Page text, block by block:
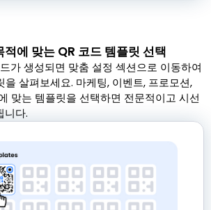
에 맞는 QR 코드 템플릿 선택
가 생성되면 맞춤 설정 섹션으로 이동하여
을 살펴보세요. 마케팅, 이벤트, 프로모션,
맞는 템플릿을 선택하면 전문적이고 시선
니다.